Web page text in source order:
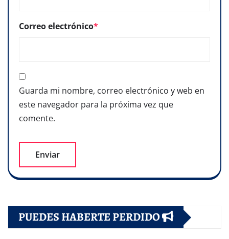
Correo electrónico*
Guarda mi nombre, correo electrónico y web en
este navegador para la próxima vez que
comente.
PUEDES HABERTE PERDIDO